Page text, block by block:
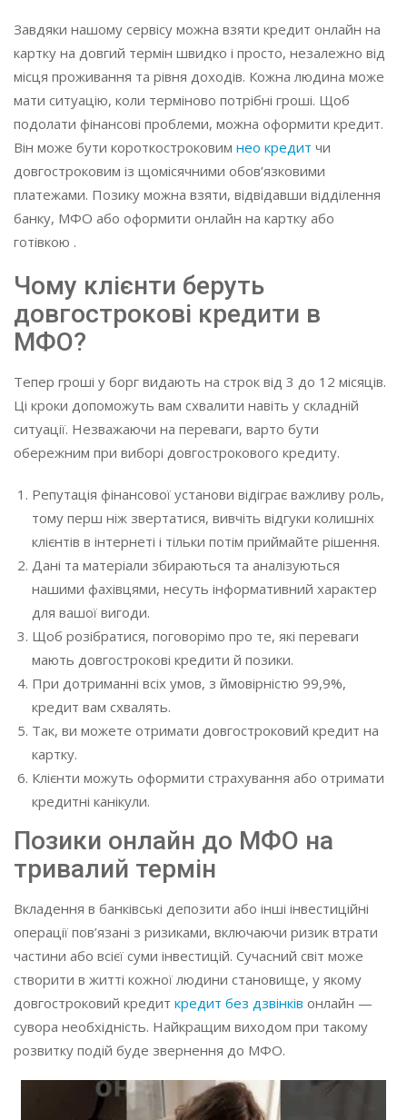
Завдяки нашому сервісу можна взяти кредит онлайн на
картку на довгий термін швидко і просто, незалежно від
місця проживання та рівня доходів. Кожна людина може
мати ситуацію, коли терміново потрібні гроші. Щоб
подолати фінансові проблеми, можна оформити кредит.
Він може бути короткостроковим нео кредит чи
довгостроковим із щомісячними обов’язковими
платежами. Позику можна взяти, відвідавши відділення
банку, МФО або оформити онлайн на картку або
готівкою .
Чому клієнти беруть
довгострокові кредити в
МФО?
Тепер гроші у борг видають на строк від 3 до 12 місяців.
Ці кроки допоможуть вам схвалити навіть у складній
ситуації. Незважаючи на переваги, варто бути
обережним при виборі довгострокового кредиту.
Репутація фінансової установи відіграє важливу роль,
тому перш ніж звертатися, вивчіть відгуки колишніх
клієнтів в інтернеті і тільки потім приймайте рішення.
Дані та матеріали збираються та аналізуються
нашими фахівцями, несуть інформативний характер
для вашої вигоди.
Щоб розібратися, поговорімо про те, які переваги
мають довгострокові кредити й позики.
При дотриманні всіх умов, з ймовірністю 99,9%,
кредит вам схвалять.
Так, ви можете отримати довгостроковий кредит на
картку.
Клієнти можуть оформити страхування або отримати
кредитні канікули.
Позики онлайн до МФО на
тривалий термін
Вкладення в банківські депозити або інші інвестиційні
операції пов’язані з ризиками, включаючи ризик втрати
частини або всієї суми інвестицій. Сучасний світ може
створити в житті кожної людини становище, у якому
довгостроковий кредит кредит без дзвінків онлайн —
сувора необхідність. Найкращим виходом при такому
розвитку подій буде звернення до МФО.